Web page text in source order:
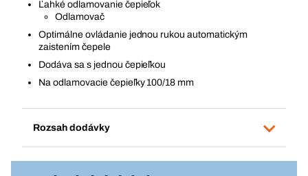
Ľahké odlamovanie čepieľok
Odlamovač
Optimálne ovládanie jednou rukou automatickým
zaistením čepele
Dodáva sa s jednou čepieľkou
Na odlamovacie čepieľky 100/18 mm
Rozsah dodávky